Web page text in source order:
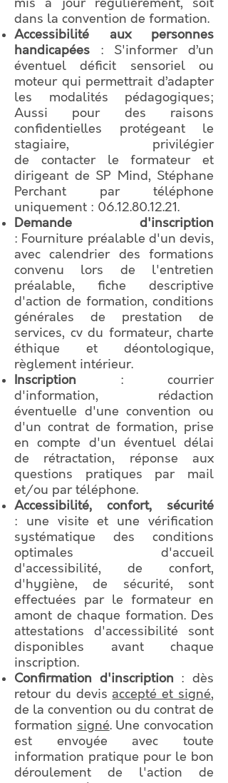
mis à jour régulièrement, soit
dans la convention de formation.
Accessibilité aux personnes
handicapées : S'informer d’un
éventuel déficit sensoriel ou
moteur qui permettrait d’adapter
les modalités pédagogiques;
Aussi pour des raisons
confidentielles protégeant le
stagiaire, privilégier
de contacter le formateur et
dirigeant de SP Mind, Stéphane
Perchant par téléphone
uniquement : 06.12.80.12.21.
Demande d'inscription
: Fourniture préalable d'un devis,
avec calendrier des formations
convenu lors de l'entretien
préalable, fiche descriptive
d'action de formation, conditions
générales de prestation de
services, cv du formateur, charte
éthique et déontologique,
règlement intérieur.
Inscription : courrier
d'information, rédaction
éventuelle d'une convention ou
d'un contrat de formation, prise
en compte d'un éventuel délai
de rétractation, réponse aux
questions pratiques par mail
et/ou par téléphone.
Accessibilité, confort, sécurité
: une visite et une vérification
systématique des conditions
optimales d'accueil
d'accessibilité, de confort,
d'hygiène, de sécurité, sont
effectuées par le formateur en
amont de chaque formation. Des
attestations d'accessibilité sont
disponibles avant chaque
inscription.
Confirmation d'inscription : dès
retour du devisaccepté et signé,
de la convention ou du contrat de
formation signé. Une convocation
est envoyée avec toute
information pratique pour le bon
déroulement de l'action de